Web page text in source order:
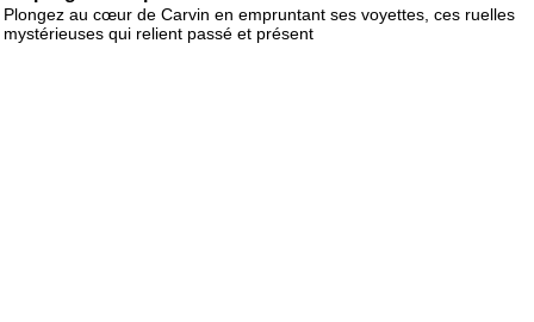
Plongez au cœur de Carvin en empruntant ses voyettes, ces ruelles
mystérieuses qui relient passé et présent